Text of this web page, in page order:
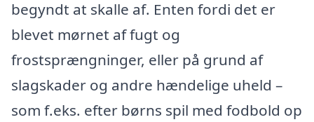
begyndt at skalle af. Enten fordi det er
blevet mørnet af fugt og
frostsprængninger, eller på grund af
slagskader og andre hændelige uheld –
som f.eks. efter børns spil med fodbold op